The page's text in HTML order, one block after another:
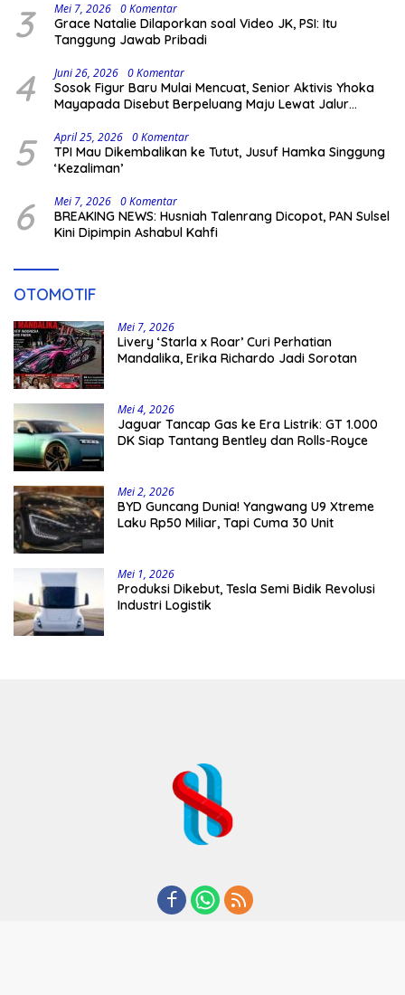
3 Mei 7, 2026 0 Komentar
Grace Natalie Dilaporkan soal Video JK, PSI: Itu
Tanggung Jawab Pribadi
4 Juni 26, 2026 0 Komentar
Sosok Figur Baru Mulai Mencuat, Senior Aktivis Yhoka
Mayapada Disebut Berpeluang Maju Lewat Jalur
5 April 25, 2026 0 Komentar
TPI Mau Dikembalikan ke Tutut, Jusuf Hamka Singgung
‘Kezaliman’
6 Mei 7, 2026 0 Komentar
BREAKING NEWS: Husniah Talenrang Dicopot, PAN Sulsel
Kini Dipimpin Ashabul Kahfi
OTOMOTIF
Mei 7, 2026
Livery ‘Starla x Roar’ Curi Perhatian
Mandalika, Erika Richardo Jadi Sorotan
Mei 4, 2026
Jaguar Tancap Gas ke Era Listrik: GT 1.000
DK Siap Tantang Bentley dan Rolls-Royce
Mei 2, 2026
BYD Guncang Dunia! Yangwang U9 Xtreme
Laku Rp50 Miliar, Tapi Cuma 30 Unit
Mei 1, 2026
Produksi Dikebut, Tesla Semi Bidik Revolusi
Industri Logistik